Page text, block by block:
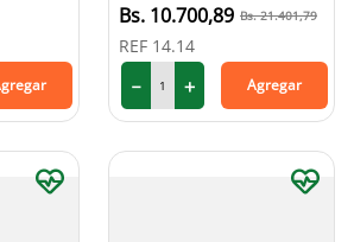
10.700,89 21.401,79
REF 14.14
＋
－ Agregar